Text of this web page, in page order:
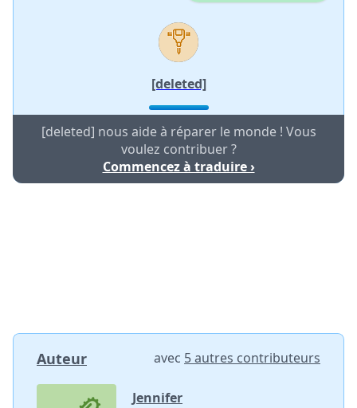
[deleted]
[deleted] nous aide à réparer le monde ! Vous
voulez contribuer ?
Commencez à traduire ›
Auteur avec 5 autres contributeurs
Jennifer